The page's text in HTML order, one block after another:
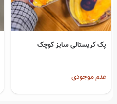
پک کریستالی سایز کوچک
عدم موجودی